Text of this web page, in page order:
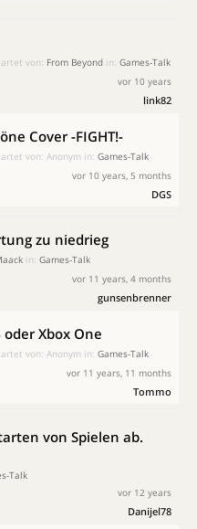
von: From Beyond in: Games-Talk
vor 10 years
link82
Cover -FIGHT!-
von: Anonym in: Games-Talk
vor 10 years, 5 months
DGS
zu niedrieg
in: Games-Talk
vor 11 years, 4 months
gunsenbrenner
Xbox One
von: Anonym in: Games-Talk
vor 11 years, 11 months
Tommo
von Spielen ab.
Talk
vor 12 years
Danijel78